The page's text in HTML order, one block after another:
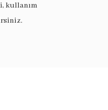
kullanım